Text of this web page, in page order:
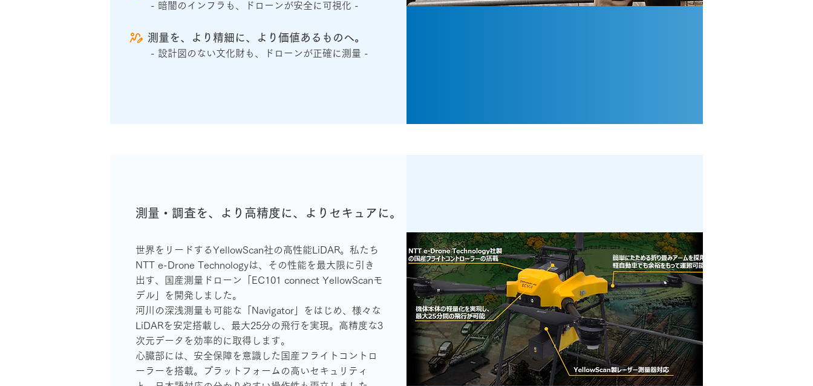
- 暗闇のインフラも、ドローンが安全に可視化 -
測量を、より精細に、より価値あるものへ。
- 設計図のない文化財も、ドローンが正確に測量 -
測量・調査を、より高精度に、よりセキュアに。
世界をリードするYellowScan社の高性能LiDAR。私たち
NTT e-Drone Technologyは、その性能を最大限に引き
出す、国産測量ドローン「EC101 connect YellowScanモ
デル」を開発しました。
河川の深浅測量も可能な「Navigator」をはじめ、様々な
LiDARを安定搭載し、最大25分の飛行を実現。高精度な3
次元データを効率的に取得します。
心臓部には、安全保障を意識した国産フライトコントロ
ーラーを搭載。プラットフォームの高いセキュリティ